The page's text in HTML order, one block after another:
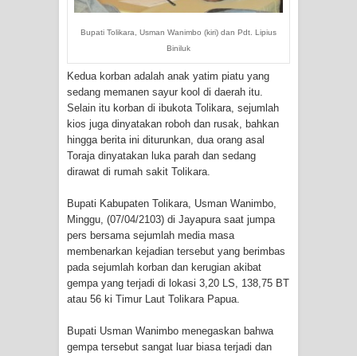
Profil Lengkap Provinsi Papua, Bumi
Cenderawasih di Ujung Timur
Indonesia
Profil Lengkap Aceh, Provinsi
Istimewa di Ujung Sumatera
Lima Rumah Pribadi Terbakar Di
Hamadi Jayapura Selatan
Gempa M3,3 Guncang Nabire, BMKG
Imbau Waspada Susulan
Protes Tumpukan Sampah dengan
Bupati Tolikara, Usman Wanimbo (kiri) dan Pdt. Lipius
Biniluk
Kedua korban adalah anak yatim piatu yang
sedang memanen sayur kool di daerah itu.
Selain itu korban di ibukota Tolikara, sejumlah
kios juga dinyatakan roboh dan rusak, bahkan
hingga berita ini diturunkan, dua orang asal
Toraja dinyatakan luka parah dan sedang
dirawat di rumah sakit Tolikara.
Bupati Kabupaten Tolikara, Usman Wanimbo,
Minggu, (07/04/2103) di Jayapura saat jumpa
pers bersama sejumlah media masa
membenarkan kejadian tersebut yang berimbas
pada sejumlah korban dan kerugian akibat
gempa yang terjadi di lokasi 3,20 LS, 138,75 BT
atau 56 ki Timur Laut Tolikara Papua.
Bupati Usman Wanimbo menegaskan bahwa
gempa tersebut sangat luar biasa terjadi dan